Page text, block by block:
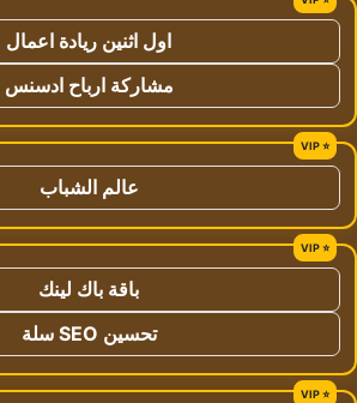
اول اثنين ريادة اعمال
مشاركة ارباح ادسنس
عالم الشباب
باقة باك لينك
تحسين SEO سلة